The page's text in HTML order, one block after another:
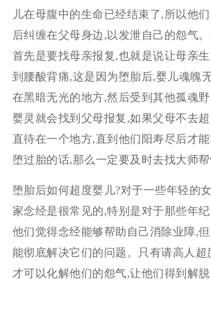
儿在母腹中的生命已经结束了,所以他
后纠缠在父母身边,以发泄自己的怨气
首先是要找母亲报复,也就是说让母亲
到腰酸背痛,这是因为堕胎后,婴儿魂魄
在黑暗无光的地方,然后受到其他孤魂
婴灵就会找到父母报复,如果父母不去
直待在一个地方,直到他们阳寿尽后才
堕过胎的话,那么一定要及时去找大师帮
堕胎后如何超度婴儿?对于一些年轻的
家念经是很常见的,特别是对于那些年
他们觉得念经能够帮助自己消除业障,
能彻底解决它们的问题。只有请高人超
才可以化解他们的怨气,让他们得到解脱